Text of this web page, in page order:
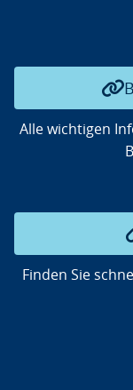
Alle wichtigen
Finden Sie